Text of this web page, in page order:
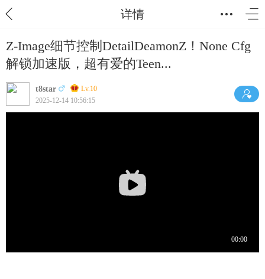
详情
Z-Image细节控制DetailDeamonZ！None Cfg
解锁加速版，超有爱的Teen...
t8star
Lv.10
2025-12-14 10:56:15